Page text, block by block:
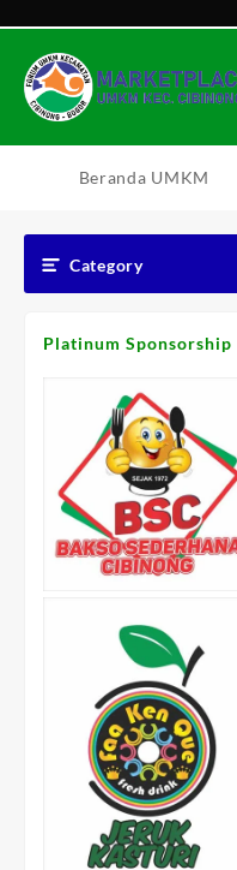
content
Beranda UMKM
Category
Platinum Sponsorship